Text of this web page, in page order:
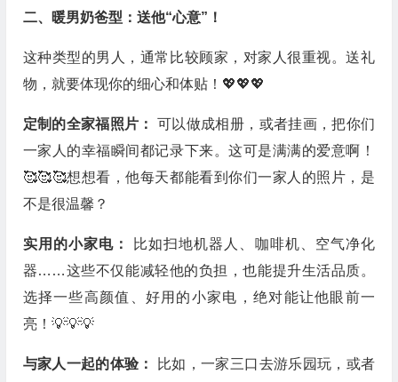
二、暖男奶爸型：送他“心意”！
这种类型的男人，通常比较顾家，对家人很重视。送礼
物，就要体现你的细心和体贴！💖💖💖
定制的全家福照片：可以做成相册，或者挂画，把你们
一家人的幸福瞬间都记录下来。这可是满满的爱意啊！
🥰🥰🥰想想看，他每天都能看到你们一家人的照片，是
不是很温馨？
实用的小家电：
比如扫地机器人、咖啡机、空气净化
器……这些不仅能减轻他的负担，也能提升生活品质。
选择一些高颜值、好用的小家电，绝对能让他眼前一
亮！💡💡💡
与家人一起的体验：
比如，一家三口去游乐园玩，或者